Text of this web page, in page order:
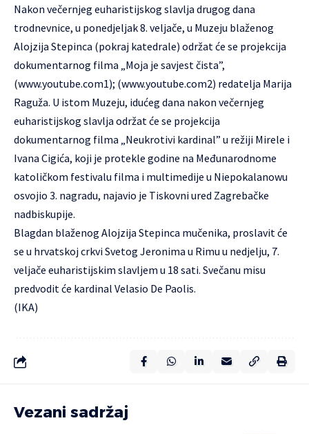
Nakon večernjeg euharistijskog slavlja drugog dana
trodnevnice, u ponedjeljak 8. veljače, u Muzeju blaženog
Alojzija Stepinca (pokraj katedrale) održat će se projekcija
dokumentarnog filma „Moja je savjest čista”,
(www.youtube.com1); (www.youtube.com2) redatelja Marija
Raguža. U istom Muzeju, idućeg dana nakon večernjeg
euharistijskog slavlja održat će se projekcija
dokumentarnog filma „Neukrotivi kardinal” u režiji Mirele i
Ivana Cigića, koji je protekle godine na Međunarodnome
katoličkom festivalu filma i multimedije u Niepokalanowu
osvojio 3. nagradu, najavio je Tiskovni ured Zagrebačke
nadbiskupije.
Blagdan blaženog Alojzija Stepinca mučenika, proslavit će
se u hrvatskoj crkviSvetog Jeronima u Rimu u nedjelju, 7.
veljače euharistijskim slavljem u 18 sati. Svečanu misu
predvodit će kardinal Velasio De Paolis.
(IKA)
Vezani sadržaj